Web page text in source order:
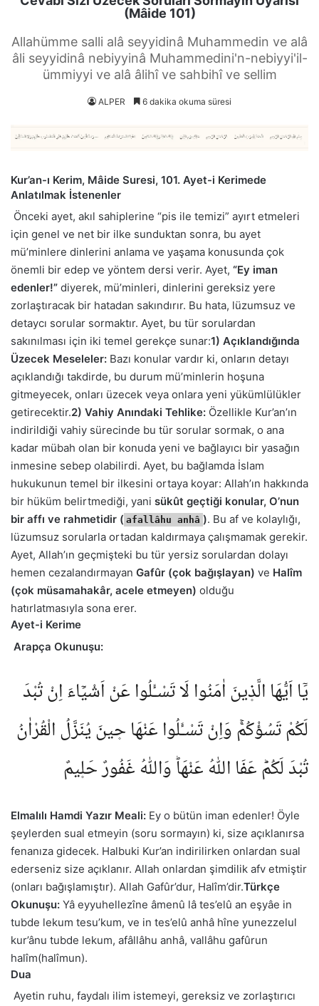
(Mâide 101)
Allahümme salli alâ seyyidinâ Muhammedin ve alâ
âli seyyidinâ nebiyyinâ Muhammedini'n-nebiyyi'il-
ümmiyyi ve alâ âlihî ve sahbihî ve sellim
ALPER 6 dakika okuma süresi
Kur’an-ı Kerim, Mâide Suresi, 101. Ayet-i Kerimede
Anlatılmak İstenenler
Önceki ayet, akıl sahiplerine “pis ile temizi” ayırt etmeleri
için genel ve net bir ilke sunduktan sonra, bu ayet
mü’minlere dinlerini anlama ve yaşama konusunda çok
önemli bir edep ve yöntem dersi verir. Ayet, “Ey iman
edenler!” diyerek, mü’minleri, dinlerini gereksiz yere
zorlaştıracak bir hatadan sakındırır. Bu hata, lüzumsuz ve
detaycı sorular sormaktır. Ayet, bu tür sorulardan
sakınılması için iki temel gerekçe sunar:1) Açıklandığında
Üzecek Meseleler: Bazı konular vardır ki, onların detayı
açıklandığı takdirde, bu durum mü’minlerin hoşuna
gitmeyecek, onları üzecek veya onlara yeni yükümlülükler
getirecektir.2) Vahiy Anındaki Tehlike: Özellikle Kur’an’ın
indirildiği vahiy sürecinde bu tür sorular sormak, o ana
kadar mübah olan bir konuda yeni ve bağlayıcı bir yasağın
inmesine sebep olabilirdi. Ayet, bu bağlamda İslam
hukukunun temel bir ilkesini ortaya koyar: Allah’ın hakkında
bir hüküm belirtmediği, yani sükût geçtiği konular, O’nun
bir affı ve rahmetidir ( afallâhu anhâ ). Bu af ve kolaylığı,
lüzumsuz sorularla ortadan kaldırmaya çalışmamak gerekir.
Ayet, Allah’ın geçmişteki bu tür yersiz sorulardan dolayı
hemen cezalandırmayan Gafûr (çok bağışlayan) ve Halîm
(çok müsamahakâr, acele etmeyen) olduğu
hatırlatmasıyla sona erer.
Ayet-i Kerime
Arapça Okunuşu:
يَٓا اَيُّهَا الَّذ۪ينَ اٰمَنُوا لَا تَسْـَٔلُوا عَنْ اَشْيَٓاءَ اِنْ تُبْدَ
لَكُمْ تَسُؤْكُمْۚ وَاِنْ تَسْـَٔلُوا عَنْهَا ح۪ينَ يُنَزَّلُ الْقُرْاٰنُ
تُبْدَ لَكُمْؕ عَفَا اللّٰهُ عَنْهَاؕ وَاللّٰهُ غَفُورٌ حَل۪يمٌ
Elmalılı Hamdi Yazır Meali: Ey o bütün iman edenler! Öyle
şeylerden sual etmeyin (soru sormayın) ki, size açıklanırsa
fenanıza gidecek. Halbuki Kur’an indirilirken onlardan sual
ederseniz size açıklanır. Allah onlardan şimdilik afv etmiştir
(onları bağışlamıştır). Allah Gafûr’dur, Halîm’dir.Türkçe
Okunuşu: Yâ eyyuhellezîne âmenû lâ tes’elû an eşyâe in
tubde lekum tesu’kum, ve in tes’elû anhâ hîne yunezzelul
kur’ânu tubde lekum, afâllâhu anhâ, vallâhu gafûrun
halîm(halîmun).
Dua
Ayetin ruhu, faydalı ilim istemeyi, gereksiz ve zorlaştırıcı